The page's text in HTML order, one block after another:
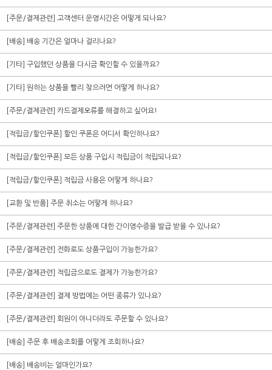
[주문/결제관련] 고객센터 운영시간은 어떻게 되나요?
[배송] 배송 기간은 얼마나 걸리나요?
[기타] 구입했던 상품을 다시금 확인할 수 있을까요?
[기타] 원하는 상품을 빨리 찾으려면 어떻게 하나요?
[주문/결제관련] 카드결제오류를 해결하고 싶어요!
[적립금/할인쿠폰] 할인 쿠폰은 어디서 확인하나요?
[적립금/할인쿠폰] 모든 상품 구입시 적립금이 적립되나요?
[적립금/할인쿠폰] 적립금 사용은 어떻게 하나요?
[교환 및 반품] 주문 취소는 어떻게 하나요?
[주문/결제관련] 주문한 상품에 대한 간이영수증을 발급 받을 수 있나요?
[주문/결제관련] 전화로도 상품구입이 가능한가요?
[주문/결제관련] 적립금으로도 결제가 가능한가요?
[주문/결제관련] 결제 방법에는 어떤 종류가 있나요?
[주문/결제관련] 회원이 아니더라도 주문할 수 있나요?
[배송] 주문 후 배송조회를 어떻게 조회하나요?
[배송] 배송비는 얼마인가요?